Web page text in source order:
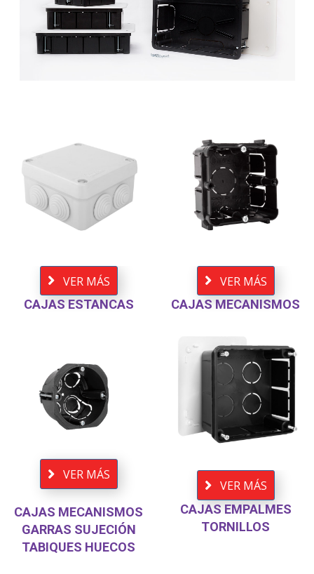
VER MÁS
CAJAS ESTANCAS
VER MÁS
CAJAS MECANISMOS
VER MÁS
CAJAS MECANISMOS
GARRAS SUJECIÓN
TABIQUES HUECOS
VER MÁS
CAJAS EMPALMES
TORNILLOS